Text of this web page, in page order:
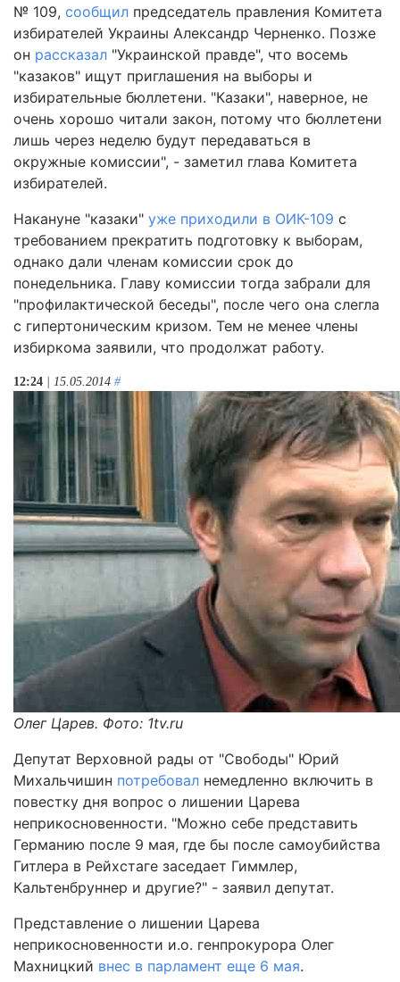
№ 109, сообщил председатель правления Комитета
избирателей Украины Александр Черненко. Позже
он рассказал "Украинской правде", что восемь
"казаков" ищут приглашения на выборы и
избирательные бюллетени. "Казаки", наверное, не
очень хорошо читали закон, потому что бюллетени
лишь через неделю будут передаваться в
окружные комиссии", - заметил глава Комитета
избирателей.
Накануне "казаки" уже приходили в ОИК-109 с
требованием прекратить подготовку к выборам,
однако дали членам комиссии срок до
понедельника. Главу комиссии тогда забрали для
"профилактической беседы", после чего она слегла
с гипертоническим кризом. Тем не менее члены
избиркома заявили, что продолжат работу.
12:24 | 15.05.2014 #
Олег Царев. Фото: 1tv.ru
Депутат Верховной рады от "Свободы" Юрий
Михальчишин потребовал немедленно включить в
повестку дня вопрос о лишении Царева
неприкосновенности. "Можно себе представить
Германию после 9 мая, где бы после самоубийства
Гитлера в Рейхстаге заседает Гиммлер,
Кальтенбруннер и другие?" - заявил депутат.
Представление о лишении Царева
неприкосновенности и.о. генпрокурора Олег
Махницкий внес в парламент еще 6 мая.